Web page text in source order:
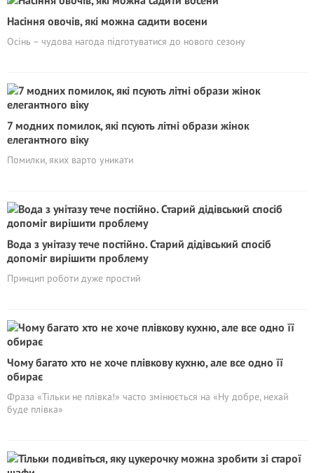
Насіння овочів, які можна садити восени
Осінь – чудова нагода підготуватися до нового сезону
7 модних помилок, які псують літні образи жінок
елегантного віку
Помилки, яких варто уникати
Вода з унітазу тече постійно. Старий дідівський спосіб
допоміг вирішити проблему
Принцип роботи дуже простий
Чому багато хто не хоче плівкову кухню, але все одно її
обирає
Фраза «Тільки не плівка!» часто змінюється на «Ну добре, нехай
буде плівка»